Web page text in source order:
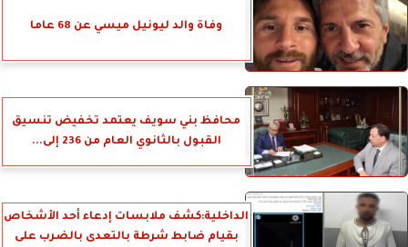
وفاة والد ليونيل ميسي عن 68 عاما
محافظ بني سويف يعتمد تخفيض تنسيق
القبول بالثانوي العام من 236 إلى...
الداخلية:كشف ملابسات إدعاء أحد الأشخاص
بقيام ضابط شرطة بالتعدى بالضرب على